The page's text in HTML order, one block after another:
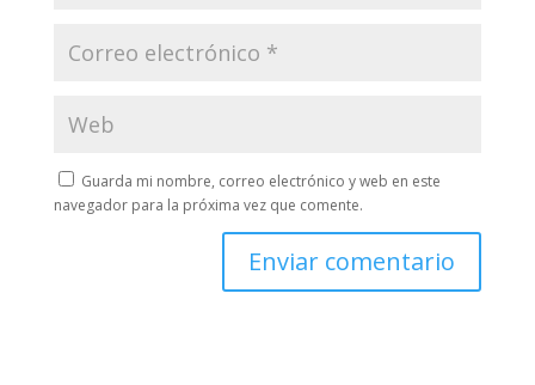
Guarda mi nombre, correo electrónico y web en este
navegador para la próxima vez que comente.